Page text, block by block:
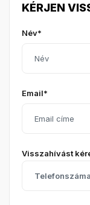
KÉRJEN
Név*
Email*
Visszahívást